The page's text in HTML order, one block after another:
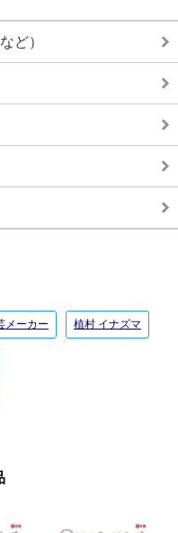
ど）
メーカー 植村 イナズマ